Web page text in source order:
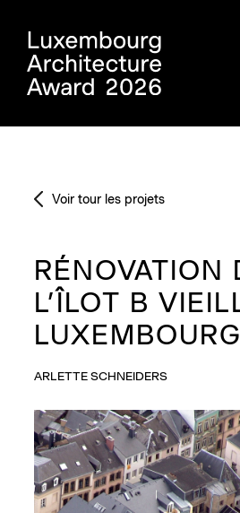
Voir tour les projets
RÉNOVATION
L’ÎLOT B
LUXEMBOURG
ARLETTE SCHNEIDERS